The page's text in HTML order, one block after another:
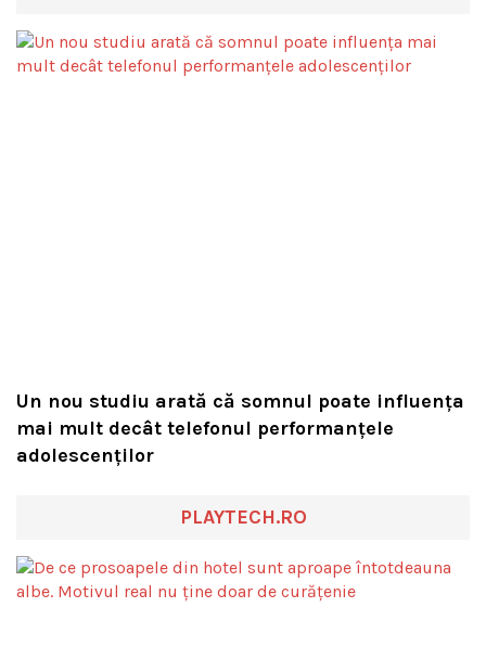
Un nou studiu arată că somnul poate influența
mai mult decât telefonul performanțele
adolescenților
PLAYTECH.RO